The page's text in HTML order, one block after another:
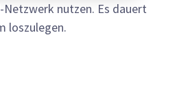
nutzen. Es dauert
loszulegen.